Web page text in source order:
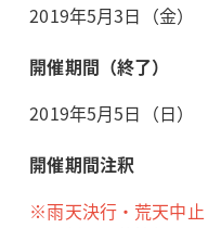
2019年5月3日（金）
開催期間（終了）
2019年5月5日（日）
開催期間注釈
※雨天決行・荒天中止